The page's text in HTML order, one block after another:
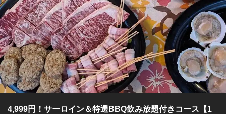
4,999円！サーロイン＆特選BBQ飲み放題付きコース【1